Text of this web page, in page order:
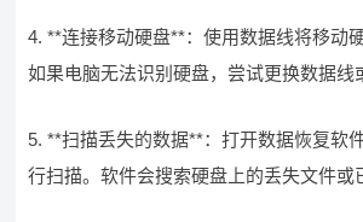
4. **连接移动硬盘**：使用数据线将移动
如果电脑无法识别硬盘，尝试更换数据线
5. **扫描丢失的数据**：打开数据恢复软
行扫描。软件会搜索硬盘上的丢失文件或